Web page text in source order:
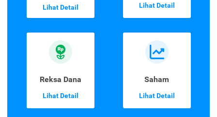
Lihat Detail Lihat Detail
Reksa Dana
Lihat Detail
Saham
Lihat Detail